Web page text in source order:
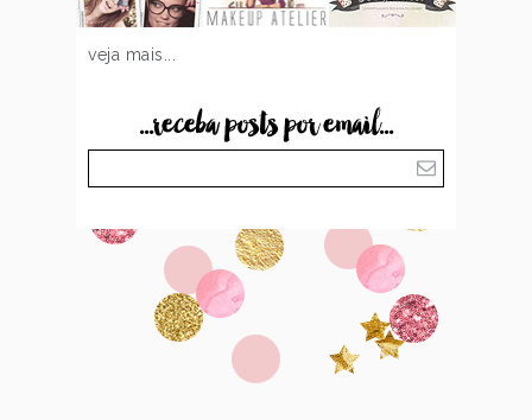
veja mais...
...receba posts por email...